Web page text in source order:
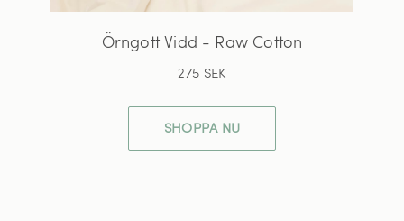
Örngott Vidd - Raw Cotton
275 SEK
SHOPPA NU